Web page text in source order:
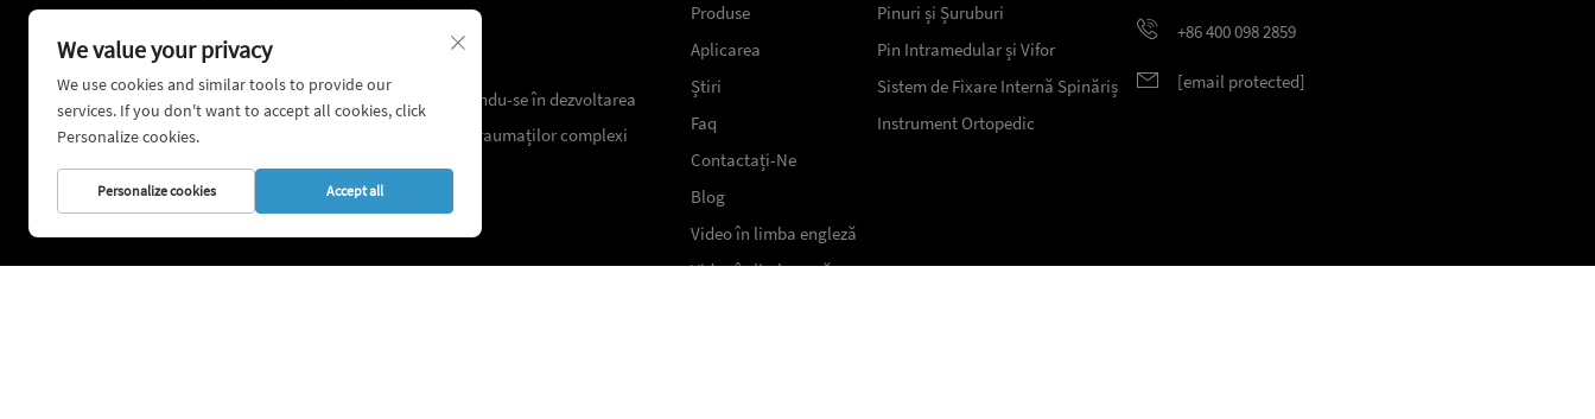
Grija pentru Viață, Reconstruiește Ossii
16+ ani de experiență clinică acumulată, specializându-se în dezvoltarea
sistemelor de tehnologie ortopedică și reparație a traumaților complexi
Produse
Aplicarea
Știri
Faq
Contactați-Ne
Blog
Video în limba engleză
Video în limba rusă
Pinuri și Șuruburi
Pin Intramedular și Vifor
Sistem de Fixare Internă Spinăriș
Instrument Ortopedic
+86 400 098 2859
[email protected]
We value your privacy
We use cookies and similar tools to provide our
services. If you don't want to accept all cookies, click
Personalize cookies.
Personalize cookies Accept all